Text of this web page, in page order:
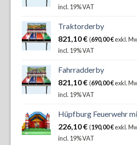
incl. 19% VAT
Traktorderby
821,10€ (690,00€exkl.
incl. 19% VAT
Fahrradderby
821,10€ (690,00€exkl.
incl. 19% VAT
Hüpfburg Feuerwehr
226,10€ (190,00€exkl.
incl. 19% VAT